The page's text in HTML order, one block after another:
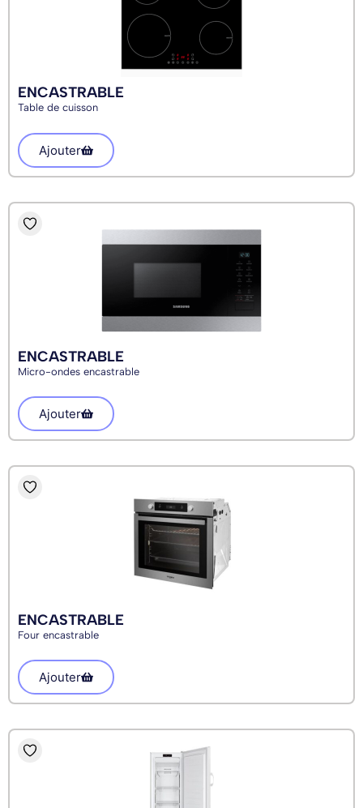
ENCASTRABLE
Table de cuisson
Ajouter
ENCASTRABLE
Micro-ondes encastrable
Ajouter
ENCASTRABLE
Four encastrable
Ajouter